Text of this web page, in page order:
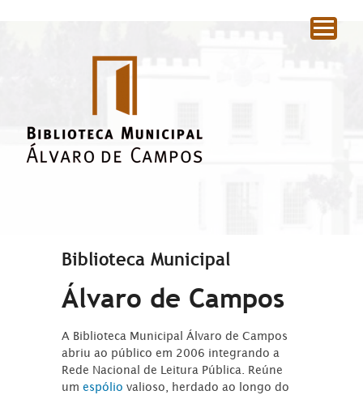
Biblioteca Municipal
Álvaro de Campos
A Biblioteca Municipal Álvaro de Campos
abriu ao público em 2006 integrando a
Rede Nacional de Leitura Pública. Reúne
umespóliovalioso, herdado ao longo do